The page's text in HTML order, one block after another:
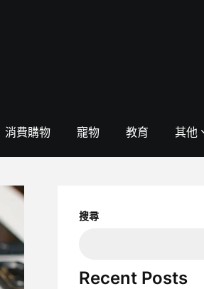
消費購物 寵物 教育 其他
搜尋
Recent Posts